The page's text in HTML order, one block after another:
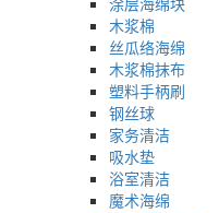
木浆棉
丝瓜络海绵
木浆棉抹布
塑料手柄刷
钢丝球
家务清洁
吸水垫
浴室清洁
魔术海绵